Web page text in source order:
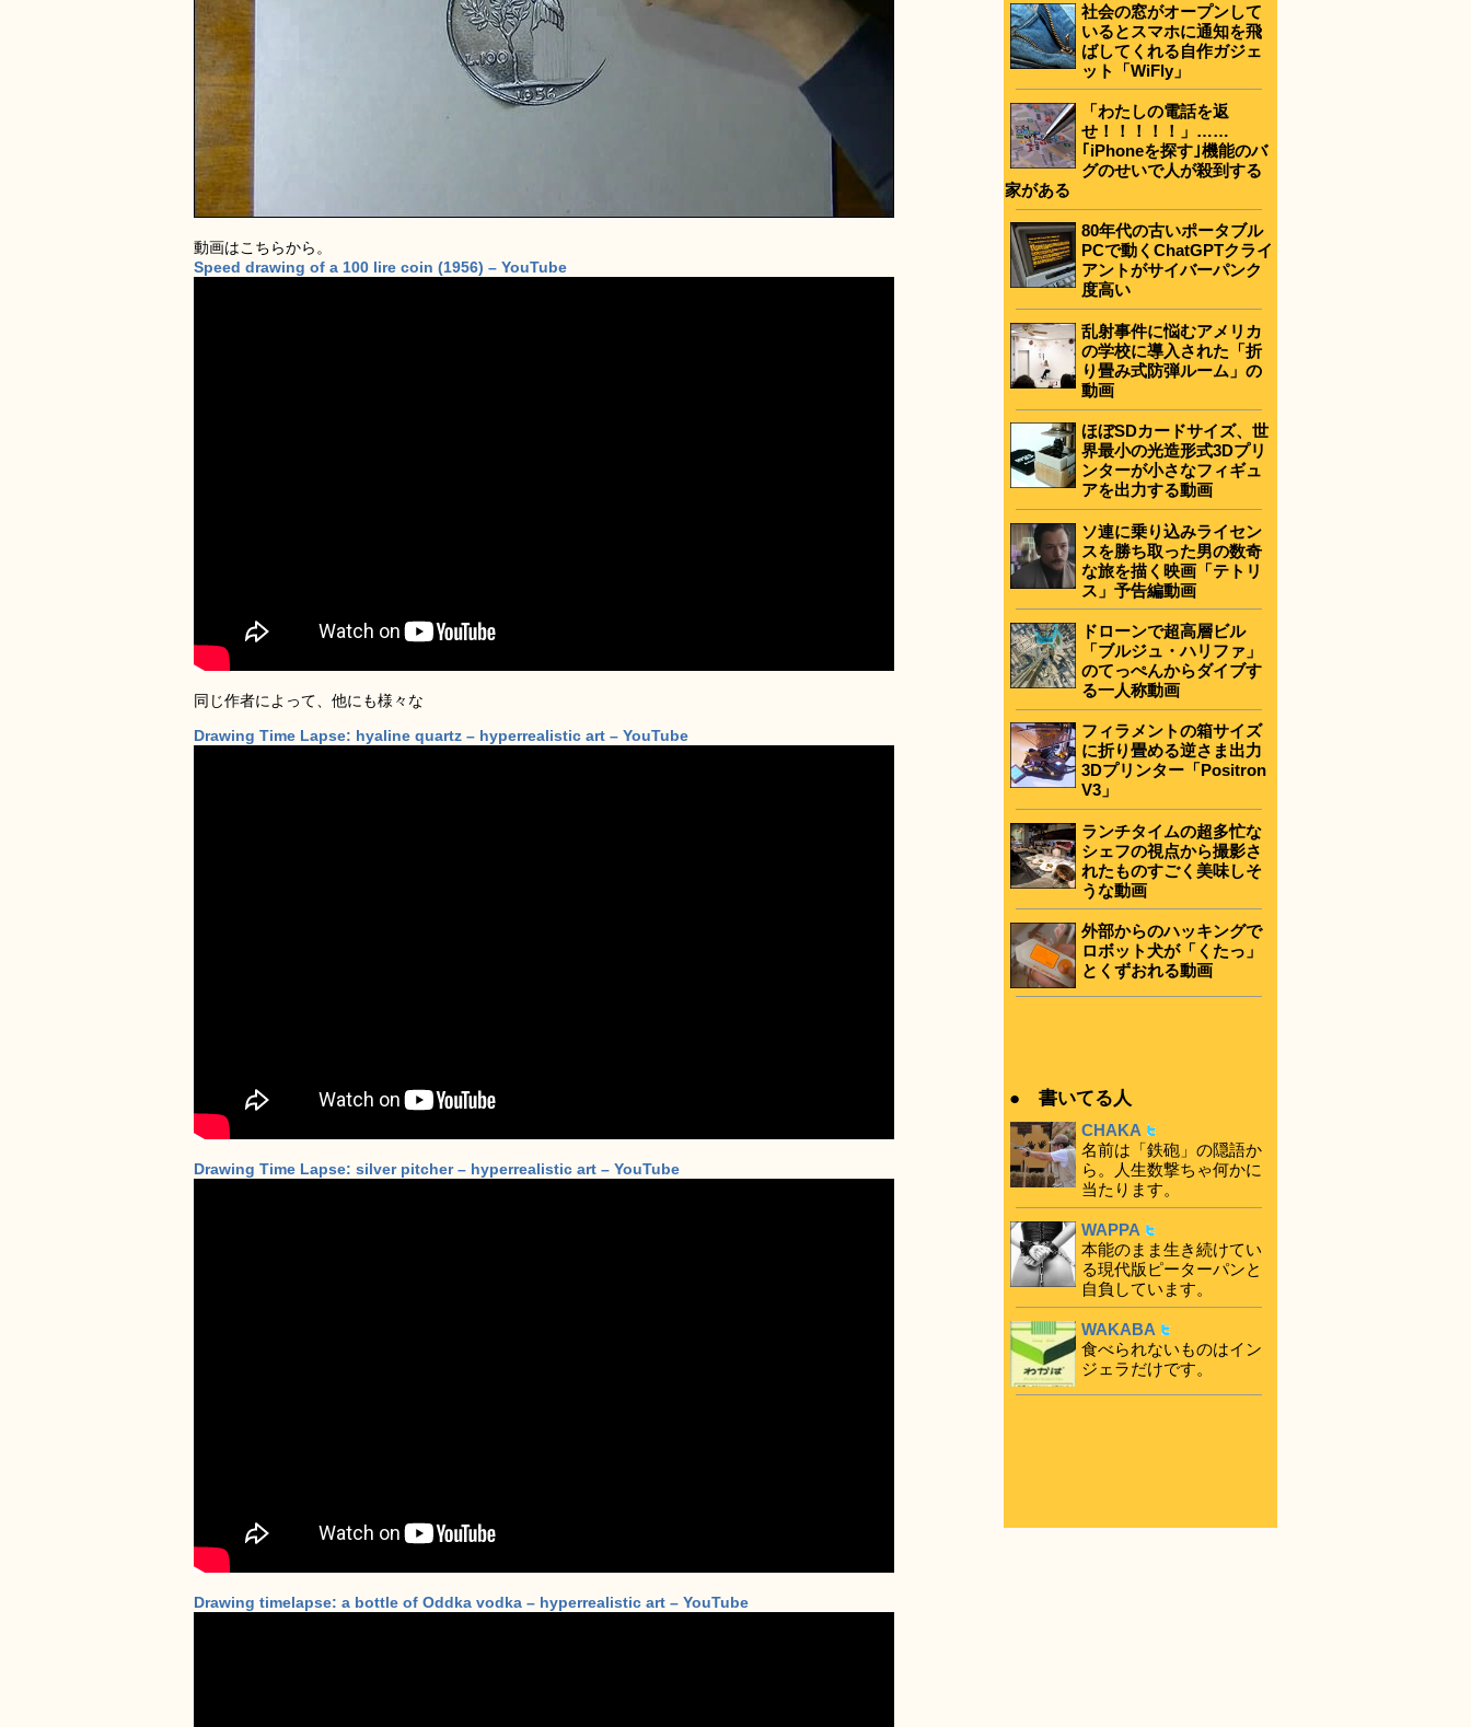
動画はこちらから。
Speed drawing of a 100 lire coin (1956) – YouTube
同じ作者によって、他にも様々な
Drawing Time Lapse: hyaline quartz – hyperrealistic art – YouTube
Drawing Time Lapse: silver pitcher – hyperrealistic art – YouTube
Drawing timelapse: a bottle of Oddka vodka – hyperrealistic art – YouTube
社会の窓がオープンして
いるとスマホに通知を飛
ばしてくれる自作ガジェ
ット「WiFly」
「わたしの電話を返
せ！！！！！」……
｢iPhoneを探す｣機能のバ
グのせいで人が殺到する
家がある
80年代の古いポータブル
PCで動くChatGPTクライ
アントがサイバーパンク
度高い
乱射事件に悩むアメリカ
の学校に導入された「折
り畳み式防弾ルーム」の
動画
ほぼSDカードサイズ、世
界最小の光造形式3Dプリ
ンターが小さなフィギュ
アを出力する動画
ソ連に乗り込みライセン
スを勝ち取った男の数奇
な旅を描く映画「テトリ
ス」予告編動画
ドローンで超高層ビル
「ブルジュ・ハリファ」
のてっぺんからダイブす
る一人称動画
フィラメントの箱サイズ
に折り畳める逆さま出力
3Dプリンター「Positron
V3」
ランチタイムの超多忙な
シェフの視点から撮影さ
れたものすごく美味しそ
うな動画
外部からのハッキングで
ロボット犬が「くたっ」
とくずおれる動画
● 書いてる人
CHAKA
名前は「鉄砲」の隠語か
ら。人生数撃ちゃ何かに
当たります。
WAPPA
本能のまま生き続けてい
る現代版ピーターパンと
自負しています。
WAKABA
食べられないものはイン
ジェラだけです。